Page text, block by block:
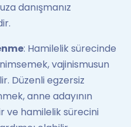
danışmanız
: Hamilelik sürecinde
vajinismusun
Düzenli egzersiz
anne adayının
ve hamilelik sürecini